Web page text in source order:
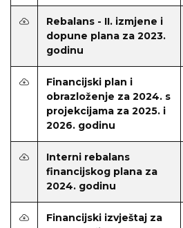
Rebalans - II. izmjene i
dopune plana za 2023.
godinu
Financijski plan i
obrazloženje za 2024. s
projekcijama za 2025. i
2026. godinu
Interni rebalans
financijskog plana za
2024. godinu
Financijski izvještaj za